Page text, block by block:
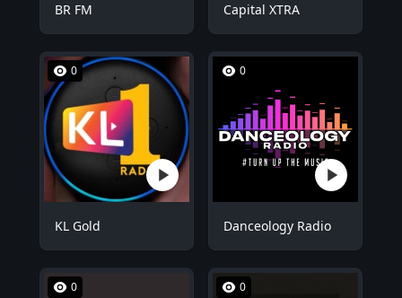
BR FM Capital XTRA
0
KL Gold
0
Danceology Radio
0 0